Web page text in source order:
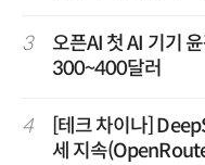
3
오픈AI 첫 AI 기기
300~400달러
4
[테크 차이나]
세 지속